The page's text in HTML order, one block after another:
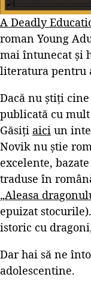
A Deadly
roman Young
mai întunecat și
literatura pentru
Dacă nu știți
publicată cu
Găsiți aici un
Novik nu știe
excelente,
traduse în
„Aleasa
epuizat
istoric cu
Dar hai să ne
adolescentine.